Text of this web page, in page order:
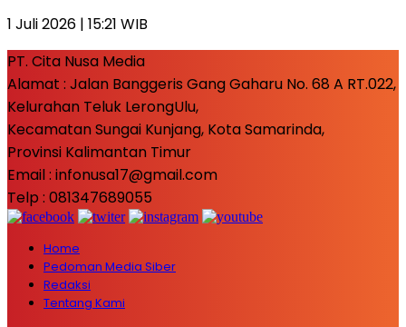
1 Juli 2026 | 15:21 WIB
PT. Cita Nusa Media
Alamat : Jalan Banggeris Gang Gaharu No. 68 A RT.022,
Kelurahan Teluk LerongUlu,
Kecamatan Sungai Kunjang, Kota Samarinda,
Provinsi Kalimantan Timur
Email : infonusa17@gmail.com
Telp : 081347689055
Home
Pedoman Media Siber
Redaksi
Tentang Kami